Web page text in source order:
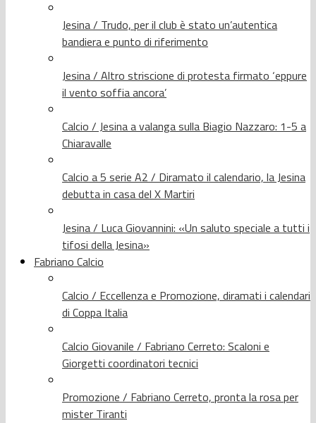
Jesina / Trudo, per il club è stato un’autentica
bandiera e punto di riferimento
Jesina / Altro striscione di protesta firmato ‘eppure
il vento soffia ancora’
Calcio / Jesina a valanga sulla Biagio Nazzaro: 1-5 a
Chiaravalle
Calcio a 5 serie A2 / Diramato il calendario, la Jesina
debutta in casa del X Martiri
Jesina / Luca Giovannini: «Un saluto speciale a tutti i
tifosi della Jesina»
Fabriano Calcio
Calcio / Eccellenza e Promozione, diramati i calendari
di Coppa Italia
Calcio Giovanile / Fabriano Cerreto: Scaloni e
Giorgetti coordinatori tecnici
Promozione / Fabriano Cerreto, pronta la rosa per
mister Tiranti